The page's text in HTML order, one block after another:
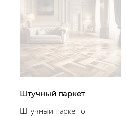
Штучный паркет
Штучный паркет от